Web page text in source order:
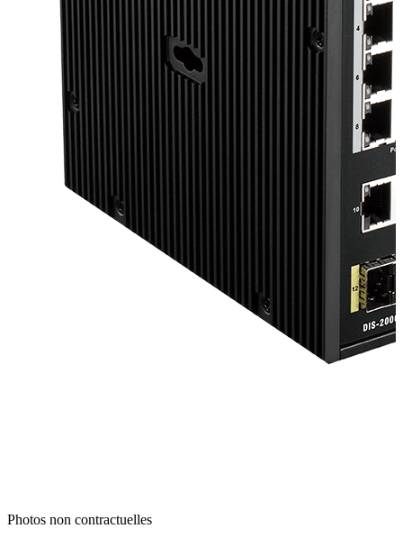
Photos non contractuelles